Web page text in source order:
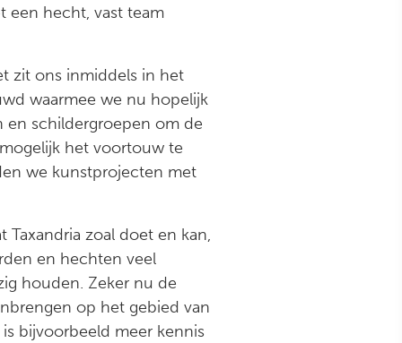
een hecht, vast team
zit ons inmiddels in het
waarmee we nu hopelijk
en schildergroepen om de
het voortouw te
we kunstprojecten met
zoal doet en kan,
en hechten veel
houden. Zeker nu de
op het gebied van
bijvoorbeeld meer kennis